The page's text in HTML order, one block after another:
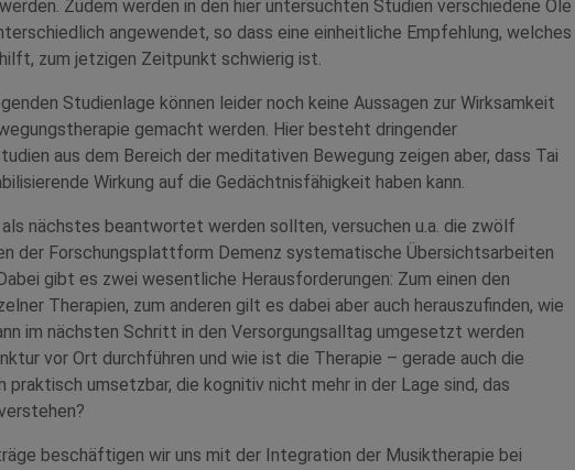
Zudem werden in den hier untersuchten Studien verschiedene Öle
angewendet, so dass eine einheitliche Empfehlung, welches
zum jetzigen Zeitpunkt schwierig ist.
Studienlage können leider noch keine Aussagen zur Wirksamkeit
gemacht werden. Hier besteht dringender
aus dem Bereich der meditativen Bewegung zeigen aber, dass Tai
Wirkung auf die Gedächtnisfähigkeit haben kann.
nächstes beantwortet werden sollten, versuchen u.a. die zwölf
der Forschungsplattform Demenz systematische Übersichtsarbeiten
gibt es zwei wesentliche Herausforderungen: Zum einen den
Therapien, zum anderen gilt es dabei aber auch herauszufinden, wie
im nächsten Schritt in den Versorgungsalltag umgesetzt werden
vor Ort durchführen und wie ist die Therapie – gerade auch die
umsetzbar, die kognitiv nicht mehr in der Lage sind, das
beschäftigen wir uns mit der Integration der Musiktherapie bei